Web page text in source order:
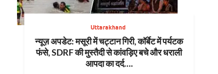
Uttarakhand
न्यूज़ अपडेट: मसूरी में चट्टान गिरी, कॉर्बेट में पर्यटक
फंसे, SDRF की मुस्तैदी से कांवड़िए बचे और धराली
आपदा का दर्द….